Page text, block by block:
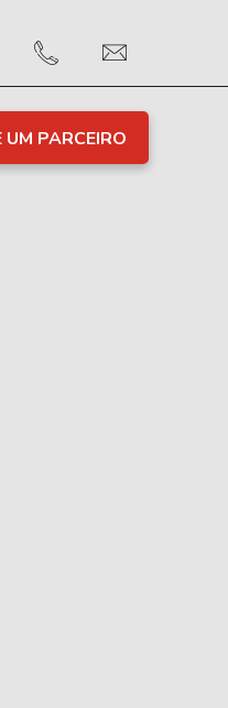
PARCEIRO